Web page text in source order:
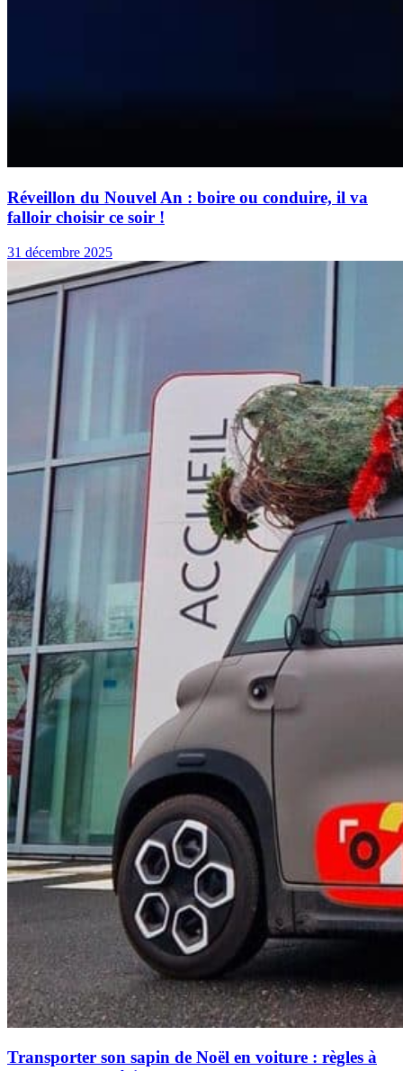
Réveillon du Nouvel An : boire ou conduire, il va
falloir choisir ce soir !
31 décembre 2025
Transporter son sapin de Noël en voiture : règles à